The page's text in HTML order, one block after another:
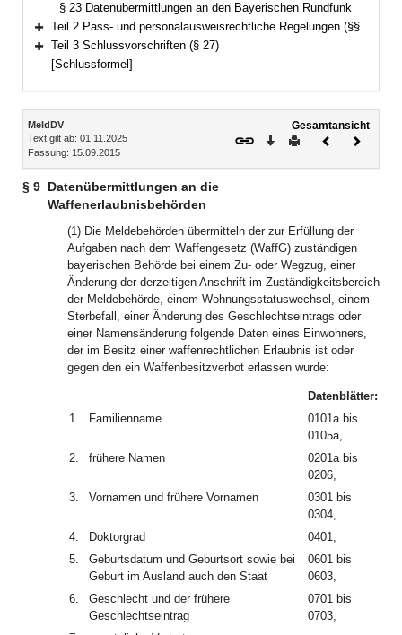
§ 23 Datenübermittlungen an den Bayerischen Rundfunk
Bereich erweitern
Teil 2 Pass- und personalausweisrechtliche Regelungen (§§ 24–26)
Bereich erweitern
Teil 3 Schlussvorschriften (§ 27)
[Schlussformel]
Inhalt
MeldDV
Text gilt ab: 01.11.2025
Fassung: 15.09.2015
Gesamtansicht
Download
DruckenVorheriges
§ 9 Datenübermittlungen an die
Waffenerlaubnisbehörden
(1) Die Meldebehörden übermitteln der zur Erfüllung der
Aufgaben nach dem Waffengesetz (WaffG) zuständigen
bayerischen Behörde bei einem Zu- oder Wegzug, einer
Änderung der derzeitigen Anschrift im Zuständigkeitsbereich
der Meldebehörde, einem Wohnungsstatuswechsel, einem
Sterbefall, einer Änderung des Geschlechtseintrags oder
einer Namensänderung folgende Daten eines Einwohners,
der im Besitz einer waffenrechtlichen Erlaubnis ist oder
gegen den ein Waffenbesitzverbot erlassen wurde:
Datenblätter:
1.
Familienname
0101a bis
0105a,
2.
frühere Namen
0201a bis
0206,
3.
Vornamen und frühere Vornamen
0301 bis
0304,
4.
Doktorgrad
0401,
5.
Geburtsdatum und Geburtsort sowie bei
Geburt im Ausland auch den Staat
0601 bis
0603,
6.
Geschlecht und der frühere
Geschlechtseintrag
0701 bis
0703,